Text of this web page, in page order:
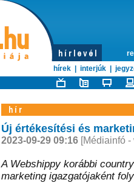
hírek
interjúk
Új értékesítési és
2023-09-29 09:16[Médiainfó -
A Webshippy korábbi
marketing igazgatójaként